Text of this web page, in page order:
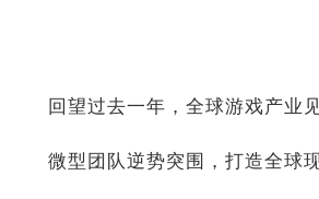
回望过去一年，全球游戏产业
微型团队逆势突围，打造全球